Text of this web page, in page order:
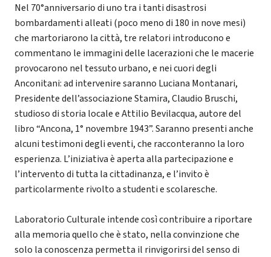
Nel 70°anniversario di uno tra i tanti disastrosi
bombardamenti alleati (poco meno di 180 in nove mesi)
che martoriarono la città, tre relatori introducono e
commentano le immagini delle lacerazioni che le macerie
provocarono nel tessuto urbano, e nei cuori degli
Anconitani: ad intervenire saranno Luciana Montanari,
Presidente dell’associazione Stamira, Claudio Bruschi,
studioso di storia locale e Attilio Bevilacqua, autore del
libro “Ancona, 1° novembre 1943”. Saranno presenti anche
alcuni testimoni degli eventi, che racconteranno la loro
esperienza. L’iniziativa è aperta alla partecipazione e
l’intervento di tutta la cittadinanza, e l’invito è
particolarmente rivolto a studenti e scolaresche.
Laboratorio Culturale intende così contribuire a riportare
alla memoria quello che è stato, nella convinzione che
solo la conoscenza permetta il rinvigorirsi del senso di